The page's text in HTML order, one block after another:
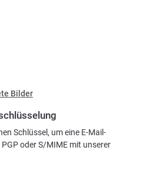
Bilder
Schlüssel, um eine E-Mail-
oder S/MIME mit unserer